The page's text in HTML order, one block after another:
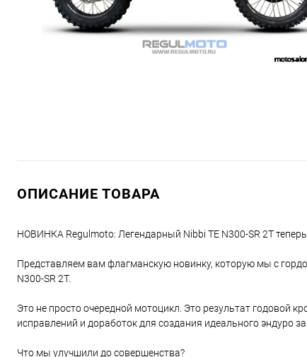
ОПИСАНИЕ ТОВАРА
НОВИНКА Regulmoto: Легендарный Nibbi TE N300-SR 2T
Представляем вам флагманскую новинку, которую мы с
N300-SR 2T.
Это не просто очередной мотоцикл. Это результат годовой
исправлений и доработок для создания идеального эндуро
Что мы улучшили до совершенства?